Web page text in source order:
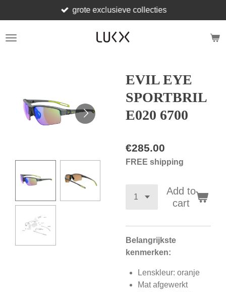
to
main
grote exclusieve collecties
EVIL EYE
SPORTBRIL
E020 6700
€285.00
FREE shipping
Add to
cart
Belangrijkste
kenmerken:
Lenskleur: oranje
Mat afgewerkt